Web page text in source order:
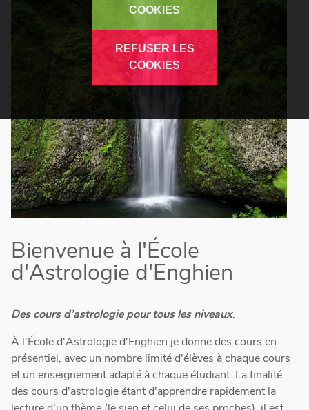
Bienvenue à l'École
d'Astrologie d'Enghien
Des cours d’astrologie pour tous les niveaux.
À l'École d'Astrologie d'Enghien je donne des cours en
présentiel, avec un nombre limité d'élèves à chaque cours
et un enseignement adapté à chaque étudiant. La finalité
des cours d'astrologie étant d'apprendre rapidement la
COOKIES
REFUSER LES
COOKIES